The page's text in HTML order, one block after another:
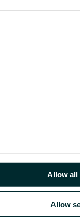
Allow all
Allow